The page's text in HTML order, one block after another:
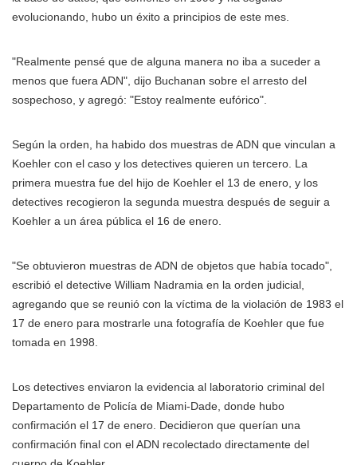
evolucionando, hubo un éxito a principios de este mes.
"Realmente pensé que de alguna manera no iba a suceder a
menos que fuera ADN", dijo Buchanan sobre el arresto del
sospechoso, y agregó: "Estoy realmente eufórico".
Según la orden, ha habido dos muestras de ADN que vinculan a
Koehler con el caso y los detectives quieren un tercero. La
primera muestra fue del hijo de Koehler el 13 de enero, y los
detectives recogieron la segunda muestra después de seguir a
Koehler a un área pública el 16 de enero.
"Se obtuvieron muestras de ADN de objetos que había tocado",
escribió el detective William Nadramia en la orden judicial,
agregando que se reunió con la víctima de la violación de 1983 el
17 de enero para mostrarle una fotografía de Koehler que fue
tomada en 1998.
Los detectives enviaron la evidencia al laboratorio criminal del
Departamento de Policía de Miami-Dade, donde hubo
confirmación el 17 de enero. Decidieron que querían una
confirmación final con el ADN recolectado directamente del